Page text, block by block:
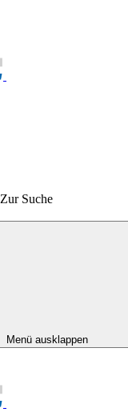
Zur Suche
Menü ausklappen